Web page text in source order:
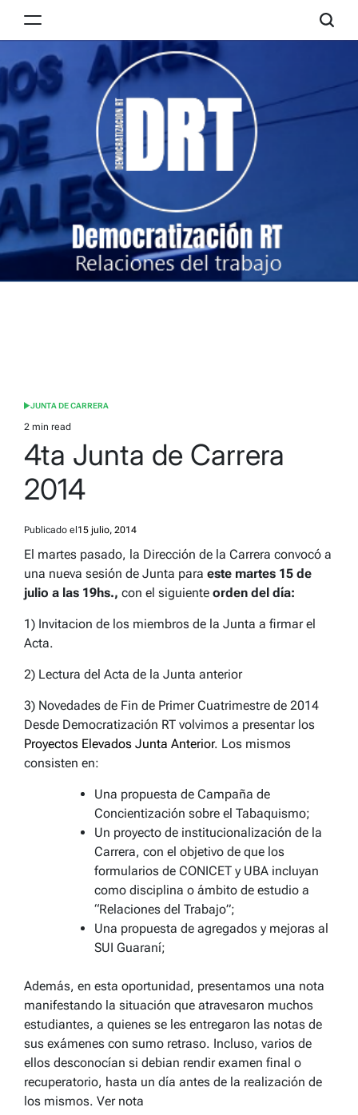
RT
POSTED
IN
JUNTA DE CARRERA
Estimated
read
time
2 min read
4ta Junta de Carrera
2014
Publicado el 15 julio, 2014
El martes pasado, la Dirección de la Carrera convocó a
una nueva sesión de Junta para este martes 15 de
julio a las 19hs., con el siguiente orden del día:
1) Invitacion de los miembros de la Junta a firmar el
Acta.
2) Lectura del Acta de la Junta anterior
3) Novedades de Fin de Primer Cuatrimestre de 2014
Desde Democratización RT volvimos a presentar los
Proyectos Elevados Junta Anterior. Los mismos
consisten en:
Una propuesta de Campaña de
Concientización sobre el Tabaquismo;
Un proyecto de institucionalización de la
Carrera, con el objetivo de que los
formularios de CONICET y UBA incluyan
como disciplina o ámbito de estudio a
“Relaciones del Trabajo”;
Una propuesta de agregados y mejoras al
SUI Guaraní;
Además, en esta oportunidad, presentamos una nota
manifestando la situación que atravesaron muchos
estudiantes, a quienes se les entregaron las notas de
sus exámenes con sumo retraso. Incluso, varios de
ellos desconocían si debian rendir examen final o
recuperatorio, hasta un día antes de la realización de
los mismos. Ver nota